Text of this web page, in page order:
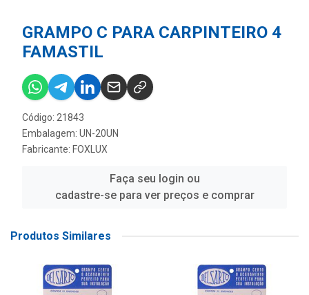
GRAMPO C PARA CARPINTEIRO 4
FAMASTIL
Código: 21843
Embalagem: UN-20UN
Fabricante: FOXLUX
Faça seu login ou
cadastre-se para ver preços e comprar
Produtos Similares